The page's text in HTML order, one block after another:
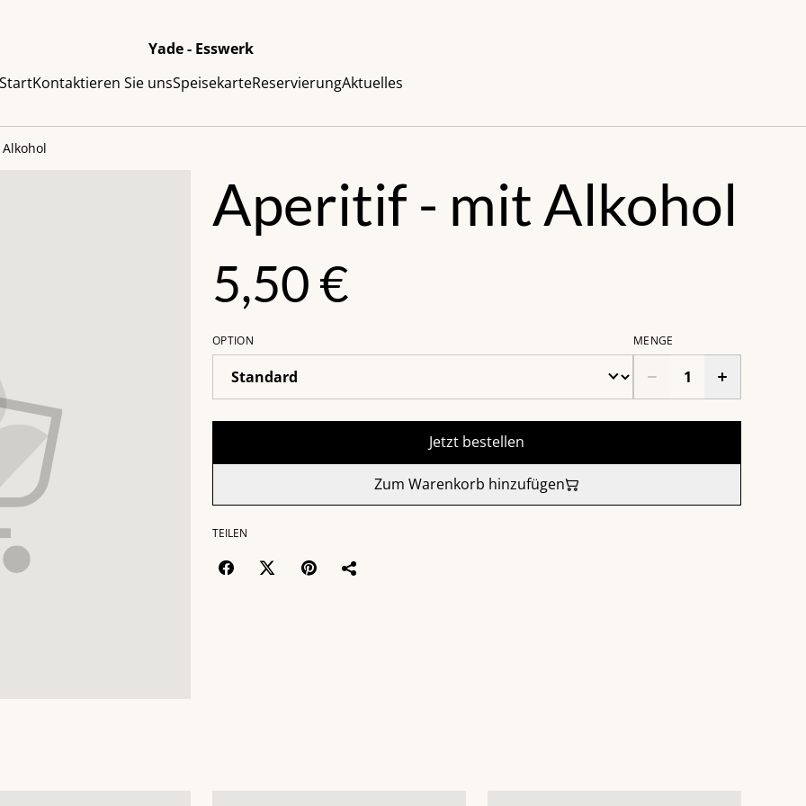
Yade - Esswerk
StartKontaktieren Sie unsSpeisekarteReservierungAktuelles
Aperitif - mit Alkohol
5,50 €
OPTION MENGE
Jetzt bestellen
Zum Warenkorb hinzufügen
TEILEN